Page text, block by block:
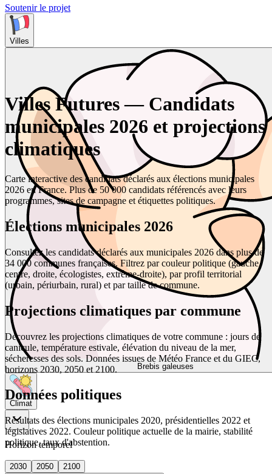
Soutenir le projet
Villes
Brebis galeuses
Climat
Horizon temporel
2030 2050
2100
Villes Futures — Candidats
municipales 2026 et projections
climatiques
Carte interactive des candidats déclarés aux élections municipales
2026 en France. Plus de 50 000 candidats référencés avec leurs
programmes, sites de campagne et étiquettes politiques.
Élections municipales 2026
Consultez les candidats déclarés aux municipales 2026 dans plus de
34 000 communes françaises. Filtrez par couleur politique (gauche,
centre, droite, écologistes, extrême-droite), par profil territorial
(urbain, périurbain, rural) et par taille de commune.
Projections climatiques par commune
Découvrez les projections climatiques de votre commune : jours de
canicule, température estivale, élévation du niveau de la mer,
sécheresses des sols. Données issues de Météo France et du GIEC,
horizons 2030, 2050 et 2100.
Données politiques
Résultats des élections municipales 2020, présidentielles 2022 et
législatives 2022. Couleur politique actuelle de la mairie, stabilité
politique, taux d'abstention.